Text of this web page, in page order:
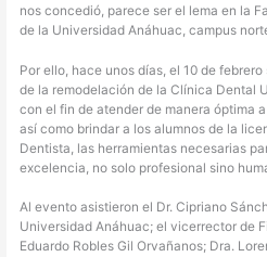
nos concedió, parece ser el lema en la
de la Universidad Anáhuac, campus
Por ello, hace unos días, el 10 de
de la remodelación de la Clínica Dental
con el fin de atender de manera óptima
así como brindar a los alumnos de la
Dentista, las herramientas necesarias
excelencia, no solo profesional sino
Al evento asistieron el Dr. Cipriano
Universidad Anáhuac; el vicerrector de
Eduardo Robles Gil Orvañanos; Dra.